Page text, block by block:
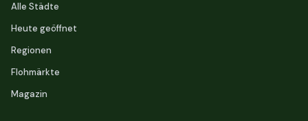
Alle Städte
Heute geöffnet
Regionen
Flohmärkte
Magazin